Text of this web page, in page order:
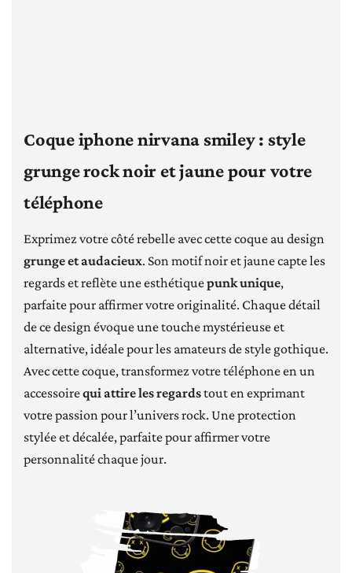
Coque iphone nirvana smiley : style
grunge rock noir et jaune pour votre
téléphone
Exprimez votre côté rebelle avec cette coque au design
grunge et audacieux. Son motif noir et jaune capte les
regards et reflète une esthétiquepunk unique,
parfaite pour affirmer votre originalité. Chaque détail
de ce design évoque une touche mystérieuse et
alternative, idéale pour les amateurs de style gothique.
Avec cette coque, transformez votre téléphone en un
accessoirequi attire les regardstout en exprimant
votre passion pour l’univers rock. Une protection
stylée et décalée, parfaite pour affirmer votre
personnalité chaque jour.